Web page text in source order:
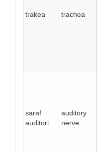
trakea trachea
saraf
auditori
auditory
nerve